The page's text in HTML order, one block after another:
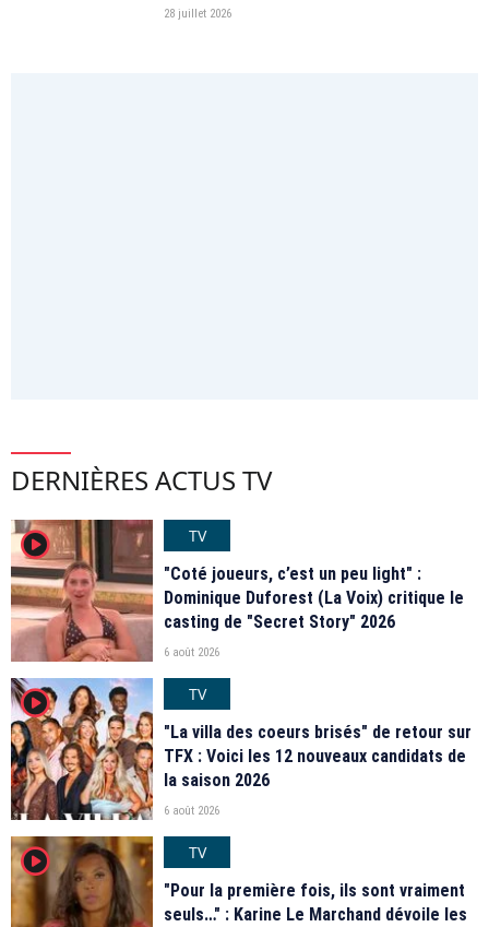
28 juillet 2026
DERNIÈRES ACTUS TV
player2
TV
"Coté joueurs, c’est un peu light" :
Dominique Duforest (La Voix) critique le
casting de "Secret Story" 2026
6 août 2026
player2
TV
"La villa des coeurs brisés" de retour sur
TFX : Voici les 12 nouveaux candidats de
la saison 2026
6 août 2026
player2
TV
"Pour la première fois, ils sont vraiment
seuls…" : Karine Le Marchand dévoile les